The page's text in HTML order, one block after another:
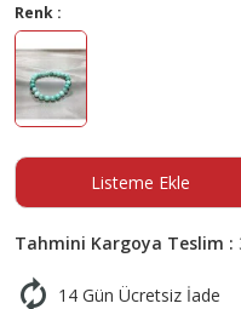
Renk :
Listeme Ekle
Tahmini Kargoya Teslim :
14 Gün Ücretsiz İade